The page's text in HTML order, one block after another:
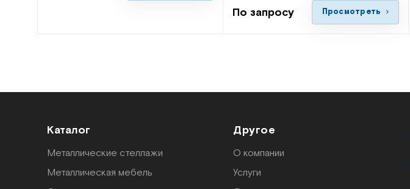
По запросу Просмотреть
Каталог
Металлические стеллажи
Металлическая мебель
Другое
О компании
Услуги